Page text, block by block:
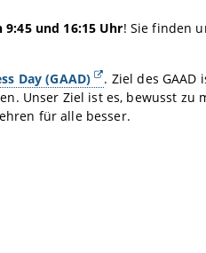
9:45 und 16:15 Uhr! Sie finden
Day (GAAD)
. Ziel des GAAD
Unser Ziel ist es, bewusst zu
für alle besser.